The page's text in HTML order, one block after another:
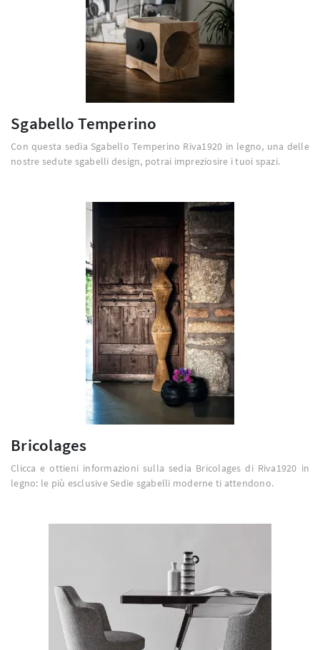
Sgabello Temperino
Con questa sedia Sgabello Temperino Riva1920 in legno, una delle
nostre sedute sgabelli design, potrai impreziosire i tuoi spazi.
Bricolages
Clicca e ottieni informazioni sulla sedia Bricolages di Riva1920 in
legno: le più esclusive Sedie sgabelli moderne ti attendono.